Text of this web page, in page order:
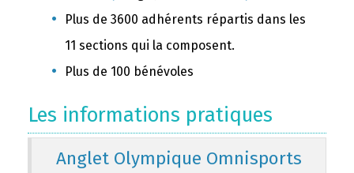
Plus de 3600 adhérents répartis dans les
11 sections qui la composent.
Plus de 100 bénévoles
Les informations pratiques
Anglet Olympique Omnisports